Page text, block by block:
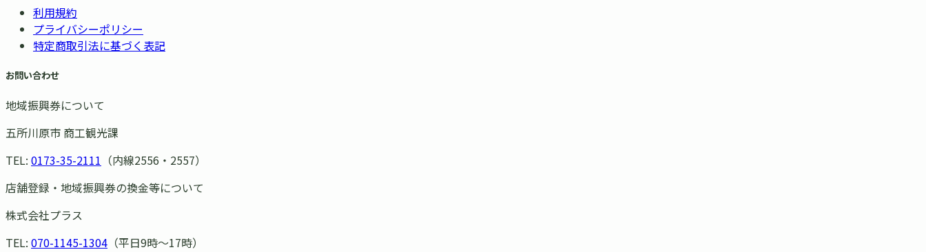
利用規約
プライバシーポリシー
特定商取引法に基づく表記
お問い合わせ
地域振興券について
五所川原市 商工観光課
TEL: 0173-35-2111 （内線2556・2557）
店舗登録・地域振興券の換金等について
株式会社プラス
TEL: 070-1145-1304 （平日9時〜17時）